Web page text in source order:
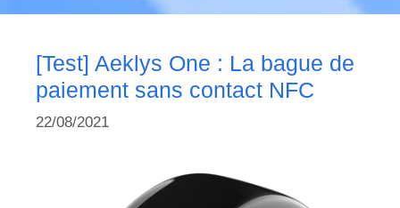
[Test] Aeklys One : La bague de
paiement sans contact NFC
22/08/2021